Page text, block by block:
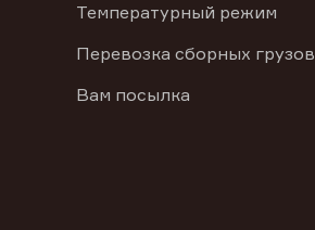
Температурный режим
Перевозка сборных грузов
Вам посылка